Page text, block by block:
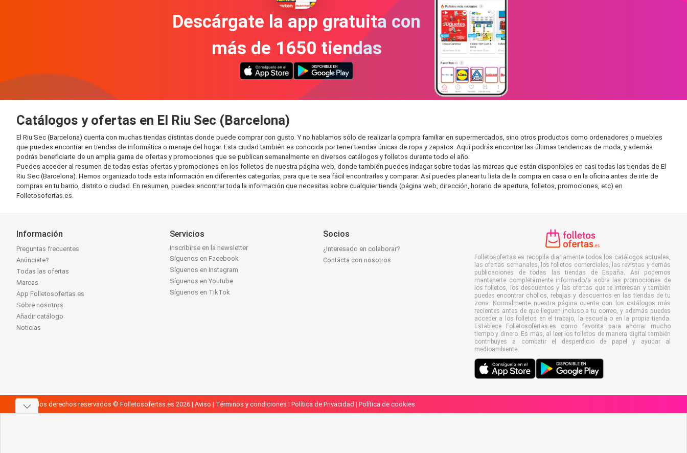
Descárgate la app gratuita con
más de 1650 tiendas
Catálogos y ofertas en El Riu Sec (Barcelona)
El Riu Sec (Barcelona) cuenta con muchas tiendas distintas donde puede comprar con gusto. Y no hablamos sólo de realizar la compra familiar en supermercados, sino otros productos como ordenadores o muebles
que puedes encontrar en tiendas de informática o menaje del hogar. Esta ciudad también es conocida por tener tiendas únicas de ropa y zapatos. Aquí podrás encontrar las últimas tendencias de moda, y además
podrás beneficiarte de un amplia gama de ofertas y promociones que se publican semanalmente en diversos catálogos y folletos durante todo el año.
Puedes acceder al resumen de todas estas ofertas y promociones en los folletos de nuestra página web, donde también puedes indagar sobre todas las marcas que están disponibles en casi todas las tiendas de El
Riu Sec (Barcelona). Hemos organizado toda esta información en diferentes categorías, para que te sea fácil encontrarlas y comparar. Así puedes planear tu lista de la compra en casa o en la oficina antes de irte de
compras en tu barrio, distrito o ciudad. En resumen, puedes encontrar toda la información que necesitas sobre cualquier tienda (página web, dirección, horario de apertura, folletos, promociones, etc) en
Folletosofertas.es.
Información
Preguntas frecuentes
Anúnciate?
Todas las ofertas
Marcas
App Folletosofertas.es
Sobre nosotros
Añadir catálogo
Noticias
Servicios
Inscribirse en la newsletter
Síguenos en Facebook
Síguenos en Instagram
Síguenos en Youtube
Síguenos en TikTok
Socios
¿Interesado en colaborar?
Contácta con nosotros
Folletosofertas.es recopila diariamente todos los catálogos actuales,
las ofertas semanales, los folletos comerciales, las revistas y demás
publicaciones de todas las tiendas de España. Así podemos
mantenerte completamente informado/a sobre las promociones de
los folletos, los descuentos y las ofertas que te interesan y también
puedes encontrar chollos, rebajas y descuentos en las tiendas de tu
zona. Normalmente nuestra página cuenta con los catálogos más
recientes antes de que lleguen incluso a tu correo, y además puedes
acceder a los folletos en el trabajo, la escuela o en la propia tienda.
Establece Folletosofertas.es como favorita para ahorrar mucho
tiempo y dinero. Es más, al leer los folletos de manera digital también
contribuyes a combatir el desperdicio de papel y ayudar al
medioambiente.
Todos los derechos reservados © Folletosofertas.es 2026 | Aviso | Términos y condiciones | Política de Privacidad | Política de cookies